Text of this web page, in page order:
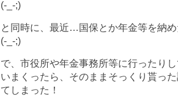
(-_-;)
と同時に、最近…国保とか年金等を納
(-_-;)
で、市役所や年金事務所等に行ったり
いまくったら、そのままそっくり貰っ
てしまった！